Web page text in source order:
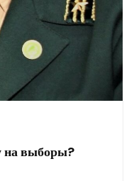
на выборы?